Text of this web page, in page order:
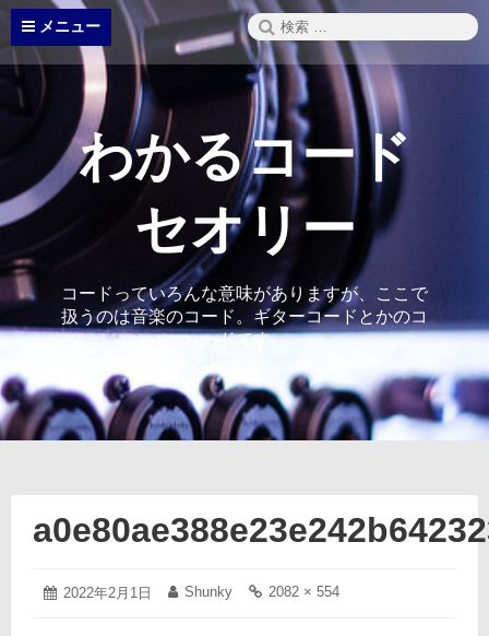
コ
テ
ン
ッ
プ
メニュー
検
索:
わかるコード
セオリー
コードっていろんな意味がありますが、ここで
扱うのは音楽のコード。ギターコードとかのコ
ードです。
投
2022年2月1日
2022 投
Shunky
フ
2082 × 554